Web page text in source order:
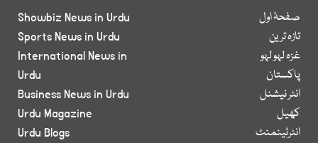
صفحۂ اول
تازہ ترین
غزہ لہو لہو
پاکستان
انٹر نیشنل
کھیل
انٹرٹینمنٹ
Showbiz News in Urdu
Sports News in Urdu
International News in
Urdu
Business News in Urdu
Urdu Magazine
Urdu Blogs